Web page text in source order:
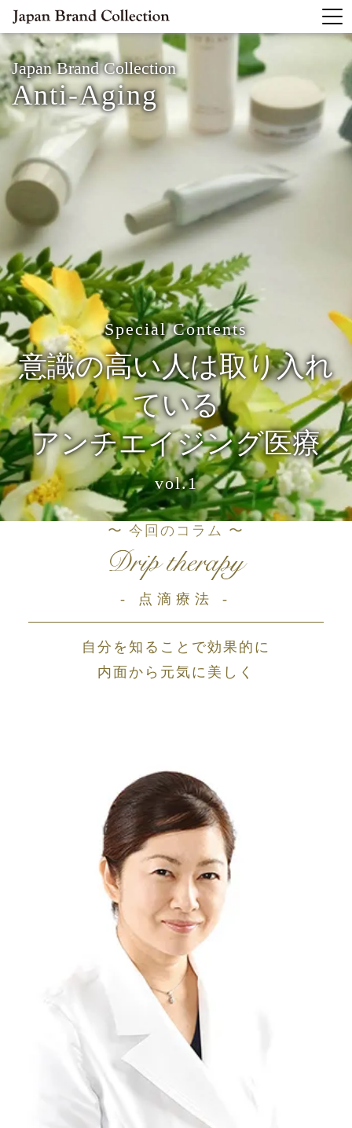
Japan Brand Collection
Anti-Aging
Special Contents
意識の高い人は取り入れ
ている
アンチエイジング医療
vol.1
〜 今回のコラム 〜
- 点滴療法 -
自分を知ることで効果的に
内面から元気に美しく